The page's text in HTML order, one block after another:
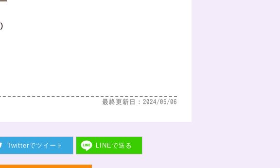
最終更新日：2024/05/06
Twitterでツイート LINEで送る